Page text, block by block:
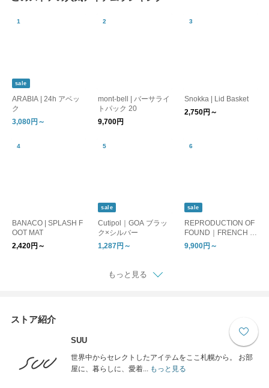
sale
ARABIA | 24h アベッ
ク
3,080円～
mont-bell | バーサライ
トパック 20
9,700円
Snokka | Lid Basket
2,750円～
BANACO | SPLASH F
OOT MAT
2,420円～
sale
Cutipol｜GOA ブラッ
ク×シルバー
1,287円～
sale
REPRODUCTION OF
FOUND｜FRENCH M
ILITARY ESPADRILLE
9,900円～
もっと見る
ストア紹介
SUU
世界中からセレクトしたアイテムをここ札幌から。 お部
屋に、暮らしに、愛着...もっと見る